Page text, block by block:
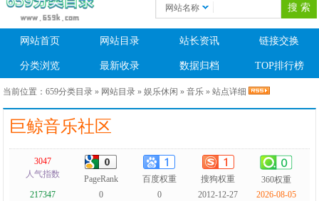
网站名称
网站首页 网站目录 站长资讯 链接交换
分类浏览 最新收录 数据归档 TOP排行榜
当前位置：659分类目录 » 网站目录 »娱乐休闲 »音乐 » 站点详细
巨鲸音乐社区
3047
人气指数
PageRank 百度权重 搜狗权重
360权重
217347
0
0
2012-12-27
2026-08-05